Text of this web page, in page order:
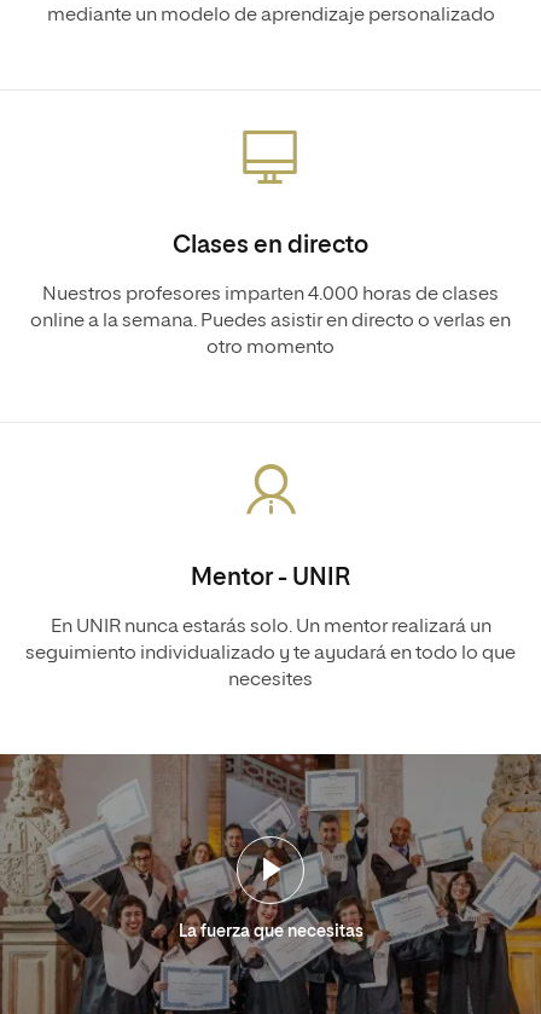
mediante un modelo de aprendizaje personalizado
Clases en directo
Nuestros profesores imparten 4.000 horas de clases
online a la semana. Puedes asistir en directo o verlas en
otro momento
Mentor - UNIR
En UNIR nunca estarás solo. Un mentor realizará un
seguimiento individualizado y te ayudará en todo lo que
necesites
La fuerza que necesitas